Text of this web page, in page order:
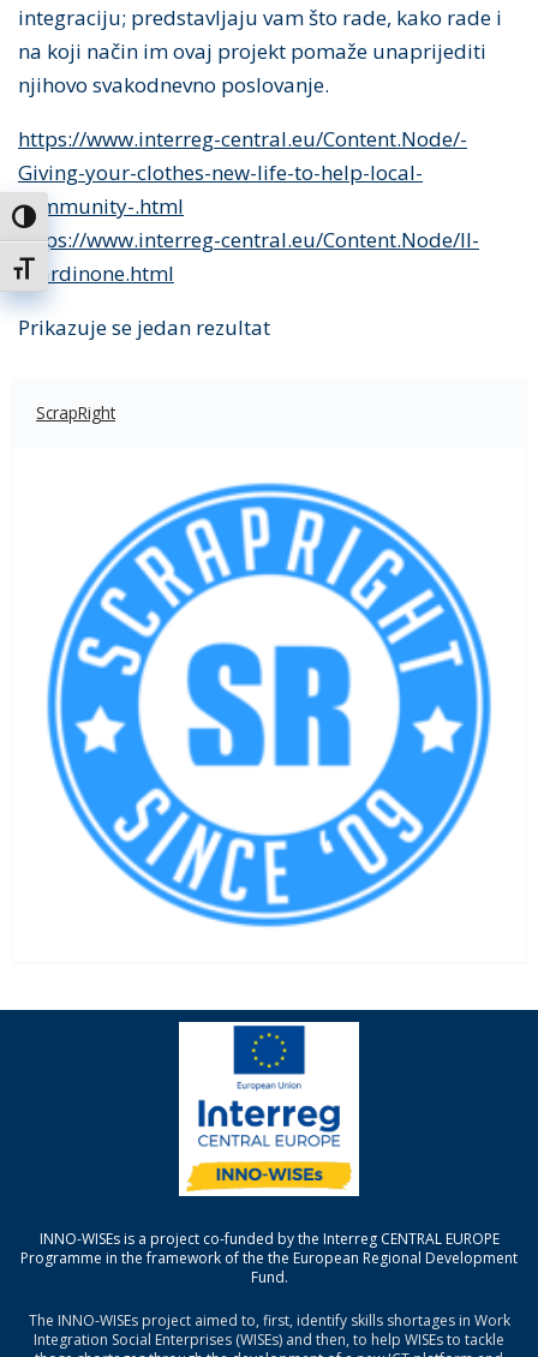
Uključi / isključi visoki kontrast
Uključi / isključi veličinu fonta
integraciju; predstavljaju vam što rade, kako rade i
na koji način im ovaj projekt pomaže unaprijediti
njihovo svakodnevno poslovanje.
https://www.interreg-central.eu/Content.Node/-
Giving-your-clothes-new-life-to-help-local-
community-.html
https://www.interreg-central.eu/Content.Node/Il-
Giardinone.html
Prikazuje se jedan rezultat
ScrapRight
INNO-WISEs is a project co-funded by the Interreg CENTRAL EUROPE
Programme in the framework of the the European Regional Development
Fund.
The INNO-WISEs project aimed to, first, identify skills shortages in Work
Integration Social Enterprises (WISEs) and then, to help WISEs to tackle